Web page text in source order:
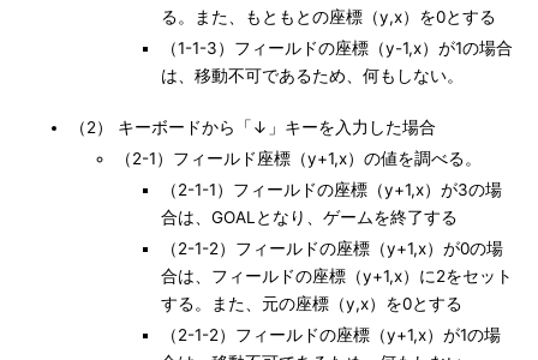
る。また、もともとの座標（y,x）を0とする
（1-1-3）フィールドの座標（y-1,x）が1の場合
は、移動不可であるため、何もしない。
（2） キーボードから「↓」キーを入力した場合
（2-1）フィールド座標（y+1,x）の値を調べる。
（2-1-1）フィールドの座標（y+1,x）が3の場
合は、GOALとなり、ゲームを終了する
（2-1-2）フィールドの座標（y+1,x）が0の場
合は、フィールドの座標（y+1,x）に2をセット
する。また、元の座標（y,x）を0とする
（2-1-2）フィールドの座標（y+1,x）が1の場